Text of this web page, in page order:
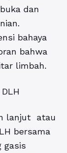
dan
bahaya
bahwa
limbah.
lanjut atau
bersama
gasis